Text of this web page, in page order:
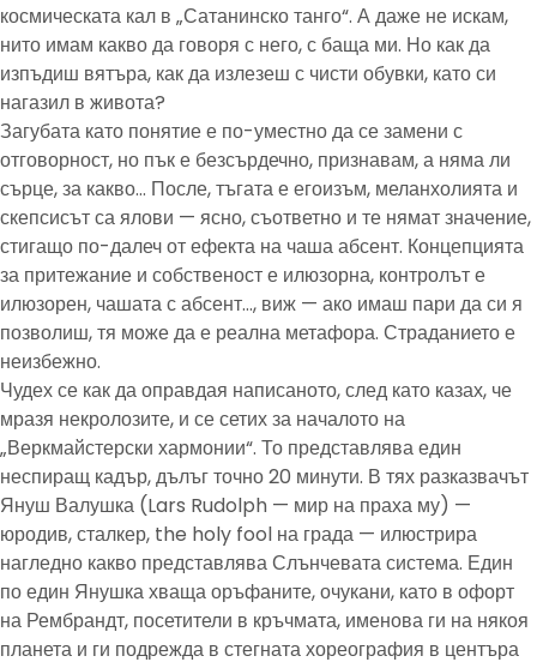
космическата кал в „Сатанинско танго“. А даже не искам,
нито имам какво да говоря с него, с баща ми. Но как да
изпъдиш вятъра, как да излезеш с чисти обувки, като си
нагазил в живота?
Загубата като понятие е по-уместно да се замени с
отговорност, но пък е безсърдечно, признавам, а няма ли
сърце, за какво… После, тъгата е егоизъм, меланхолията и
скепсисът са ялови — ясно, съответно и те нямат значение,
стигащо по-далеч от ефекта на чаша абсент. Концепцията
за притежание и собственост е илюзорна, контролът е
илюзорен, чашата с абсент…, виж — ако имаш пари да си я
позволиш, тя може да е реална метафора. Страданието е
неизбежно.
Чудех се как да оправдая написаното, след като казах, че
мразя некролозите, и се сетих за началото на
„Веркмайстерски хармонии“. То представлява един
неспиращ кадър, дълъг точно 20 минути. В тях разказвачът
Януш Валушка (Lars Rudolph — мир на праха му) —
юродив, сталкер, the holy fool на града — илюстрира
нагледно какво представлява Слънчевата система. Един
по един Янушка хваща оръфаните, очукани, като в офорт
на Рембрандт, посетители в кръчмата, именова ги на някоя
планета и ги подрежда в стегната хореография в центъра